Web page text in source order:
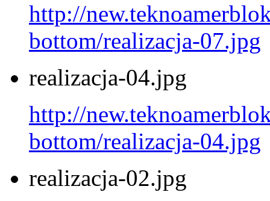
http://
bottom/realizacja-07.jpg
realizacja-04.jpg
http://
bottom/realizacja-04.jpg
realizacja-02.jpg